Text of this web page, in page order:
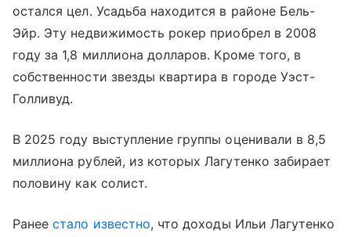
остался цел. Усадьба находится в районе Бель-
Эйр. Эту недвижимость рокер приобрел в 2008
году за 1,8 миллиона долларов. Кроме того, в
собственности звезды квартира в городе Уэст-
Голливуд.
В 2025 году выступление группы оценивали в 8,5
миллиона рублей, из которых Лагутенко забирает
половину как солист.
Ранеестало известно, что доходы Ильи Лагутенко